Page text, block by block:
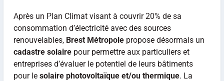
Après un Plan Climat visant à couvrir 20% de sa
consommation d’électricité avec des sources
renouvelables, Brest Métropolepropose désormais un
cadastre solairepour permettre aux particuliers et
entreprises d’évaluer le potentiel de leurs bâtiments
pour le solaire photovoltaïque et/ou thermique. La